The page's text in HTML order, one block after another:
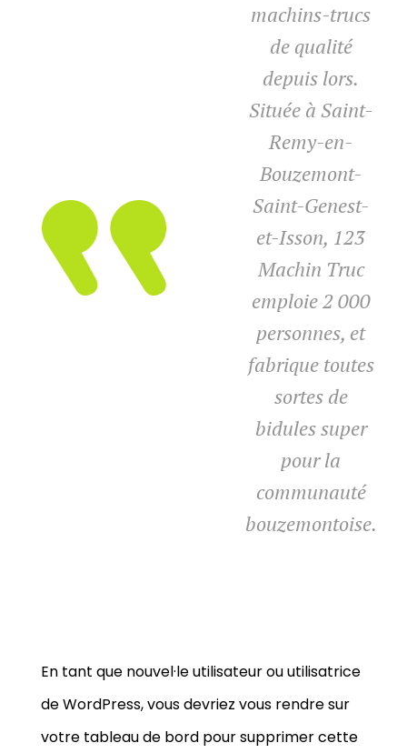
machins-trucs
de qualité
depuis lors.
Située à Saint-
Remy-en-
Bouzemont-
Saint-Genest-
et-Isson, 123
Machin Truc
emploie 2 000
personnes, et
fabrique toutes
sortes de
bidules super
pour la
communauté
bouzemontoise.
En tant que nouvel·le utilisateur ou utilisatrice
de WordPress, vous devriez vous rendre sur
votre tableau de bordpour supprimer cette